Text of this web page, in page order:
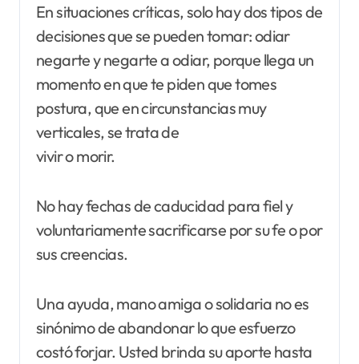
En situaciones críticas, solo hay dos tipos de
decisiones que se pueden tomar: odiar
negarte y negarte a odiar, porque llega un
momento en que te piden que tomes
postura, que en circunstancias muy
verticales, se trata de
vivir o morir.
No hay fechas de caducidad para fiel y
voluntariamente sacrificarse por su fe o por
sus creencias.
Una ayuda, mano amiga o solidaria no es
sinónimo de abandonar lo que esfuerzo
costó forjar. Usted brinda su aporte hasta